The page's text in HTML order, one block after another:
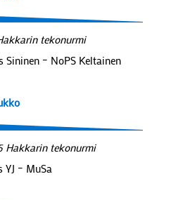
tekonurmi
Sininen – NoPS Keltainen
Hakkarin tekonurmi
YJ – MuSa